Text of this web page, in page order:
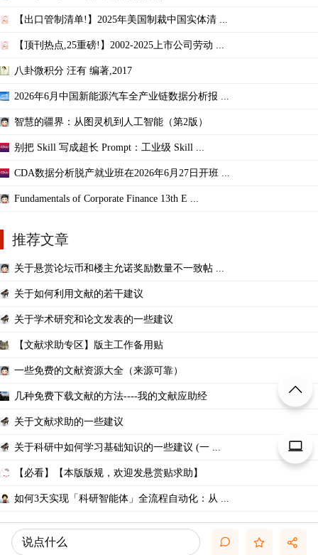
【出口管制清单!】2025年美国制裁中国实体清 ...
【顶刊热点,25重磅!】2002-2025上市公司劳动 ...
八卦微积分 汪有 编著,2017
2026年6月中国新能源汽车全产业链数据分析报 ...
智慧的疆界：从图灵机到人工智能（第2版）
别把 Skill 写成超长 Prompt：工业级 Skill ...
CDA数据分析脱产就业班在2026年6月27日开班 ...
Fundamentals of Corporate Finance 13th E ...
推荐文章
关于悬赏论坛币和楼主允诺奖励数量不一致帖 ...
关于如何利用文献的若干建议
关于学术研究和论文发表的一些建议
【文献求助专区】版主工作备用贴
一些免费的文献资源大全（来源可靠）
几种免费下载文献的方法----我的文献应助经
关于文献求助的一些建议
关于科研中如何学习基础知识的一些建议 (一 ...
【必看】【本版版规，欢迎发悬赏贴求助】
如何3天实现「科研智能体」全流程自动化：从 ...
说点什么